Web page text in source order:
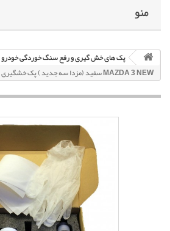
منو
پک های خش گیری و رفع سنگ خوردگی خودرو Paintcar
MAZDA 3 NEW سفید (مزدا سه جدید ) پک خشگیری و ترمیم رنگ اتومبیل